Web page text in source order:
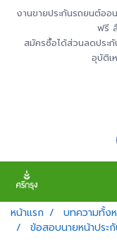
งานขายประกันรถยนต์อ
ฟรี
สมัครซื้อได้ส่วนลดประ
อุบัติเ
หน้าแรก บทความทั้ง
ข้อสอบนายหน้าประ